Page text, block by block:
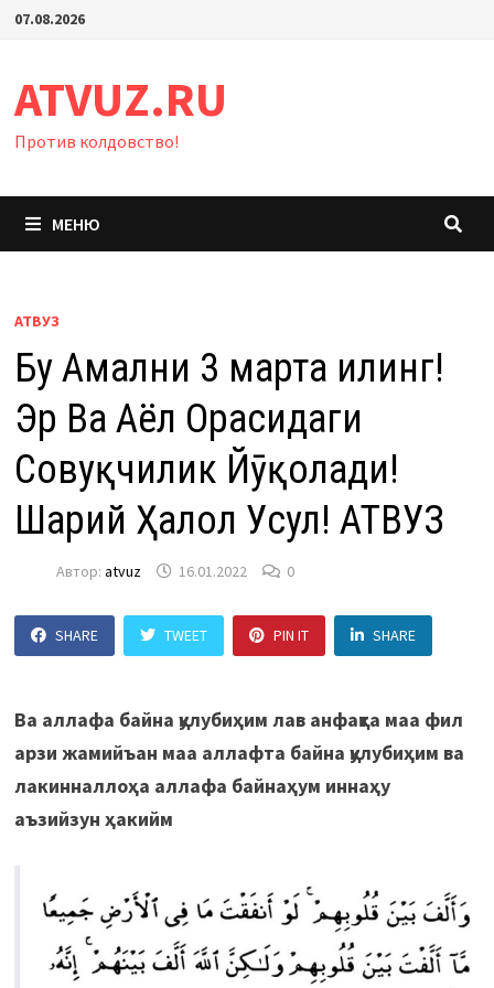
Перейти
07.08.2026
ATVUZ.RU
Против колдовство!
МЕНЮ
АТВУЗ
Бу Амални 3 марта Қилинг!
Эр Ва Аёл Орасидаги
Совуқчилик Йӯқолади!
Шарий Ҳалол Усул! АТВУЗ
Автор: atvuz 16.01.2022 0
SHARE TWEET PIN IT SHARE
Ва аллафа байна қулубиҳим лав анфақта маа фил
арзи жамийъан маа аллафта байна қулубиҳим ва
лакинналлоҳа аллафа байнаҳум иннаҳу
аъзийзун ҳакийм